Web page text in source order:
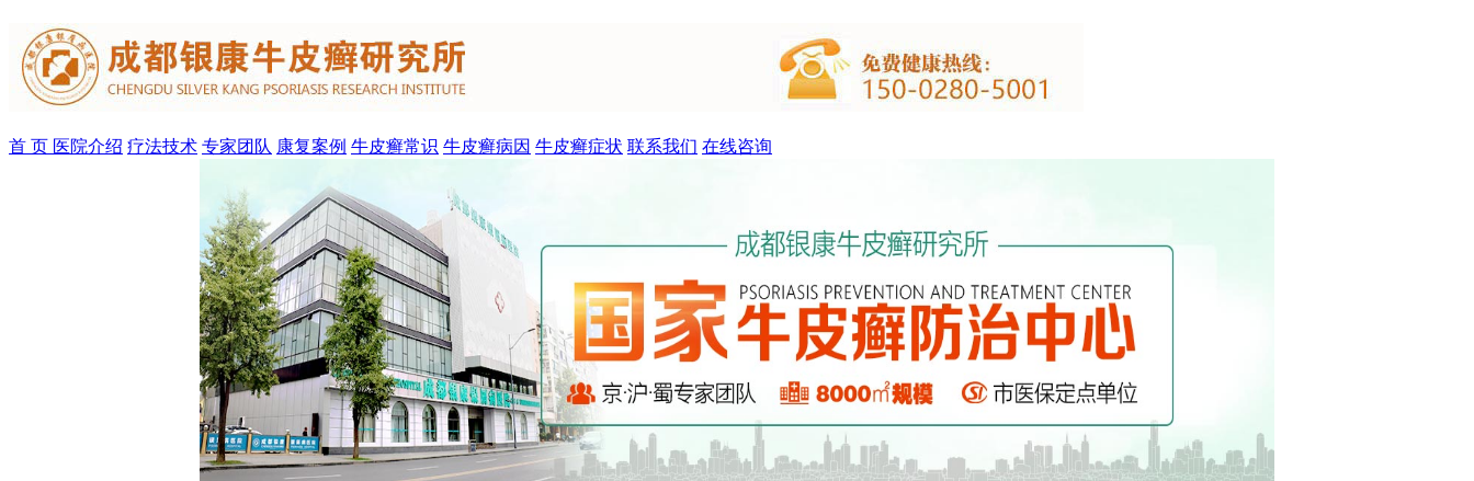
首 页 医院介绍 疗法技术 专家团队 康复案例 牛皮癣常识 牛皮癣病因 牛皮癣症状 联系我们 在线咨询